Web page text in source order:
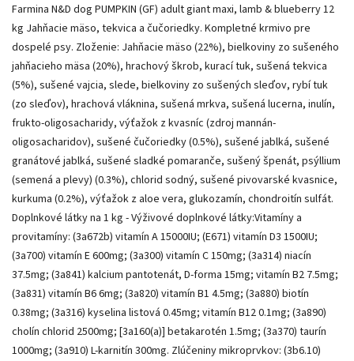
Farmina N&D dog PUMPKIN (GF) adult giant maxi, lamb & blueberry 12
kg Jahňacie mäso, tekvica a čučoriedky. Kompletné krmivo pre
dospelé psy. Zloženie: Jahňacie mäso (22%), bielkoviny zo sušeného
jahňacieho mäsa (20%), hrachový škrob, kurací tuk, sušená tekvica
(5%), sušené vajcia, slede, bielkoviny zo sušených sleďov, rybí tuk
(zo sleďov), hrachová vláknina, sušená mrkva, sušená lucerna, inulín,
frukto-oligosacharidy, výťažok z kvasníc (zdroj mannán-
oligosacharidov), sušené čučoriedky (0.5%), sušené jablká, sušené
granátové jablká, sušené sladké pomaranče, sušený špenát, psýllium
(semená a plevy) (0.3%), chlorid sodný, sušené pivovarské kvasnice,
kurkuma (0.2%), výťažok z aloe vera, glukozamín, chondroitín sulfát.
Doplnkové látky na 1 kg - Výživové doplnkové látky:Vitamíny a
provitamíny: (3a672b) vitamín A 15000IU; (E671) vitamín D3 1500IU;
(3a700) vitamín E 600mg; (3a300) vitamín C 150mg; (3a314) niacín
37.5mg; (3a841) kalcium pantotenát, D-forma 15mg; vitamín B2 7.5mg;
(3a831) vitamín B6 6mg; (3a820) vitamín B1 4.5mg; (3a880) biotín
0.38mg; (3a316) kyselina listová 0.45mg; vitamín B12 0.1mg; (3a890)
cholín chlorid 2500mg; [3a160(a)] betakarotén 1.5mg; (3a370) taurín
1000mg; (3a910) L-karnitín 300mg. Zlúčeniny mikroprvkov: (3b6.10)